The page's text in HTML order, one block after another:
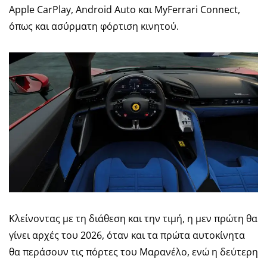
Apple CarPlay, Android Auto και MyFerrari Connect,
όπως και ασύρματη φόρτιση κινητού.
Κλείνοντας με τη διάθεση και την τιμή, η μεν πρώτη θα
γίνει αρχές του 2026, όταν και τα πρώτα αυτοκίνητα
θα περάσουν τις πόρτες του Μαρανέλο, ενώ η δεύτερη